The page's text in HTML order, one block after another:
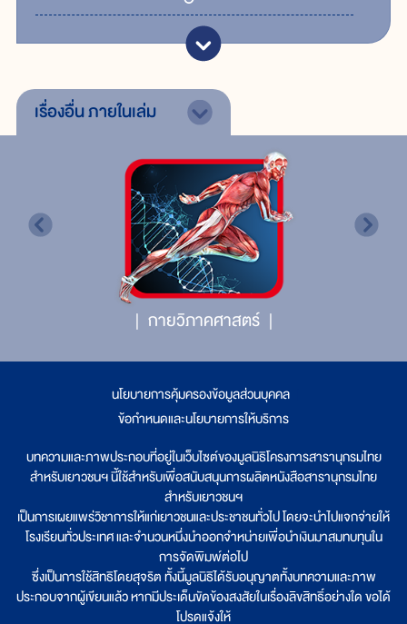
เรื่องอื่นภายในเล่ม
กายวิภาคศาสตร์
นโยบายการคุ้มครองข้อมูลส่วนบุคคล
ข้อกำหนดและนโยบายการให้บริการ
บทความและภาพประกอบที่อยู่ในเว็บไซต์ของมูลนิธิโครงการสารานุกรมไทย
สำหรับเยาวชนฯ นี้ใช้สำหรับเพื่อสนับสนุนการผลิตหนังสือสารานุกรมไทย
สำหรับเยาวชนฯ
เป็นการเผยแพร่วิชาการให้แก่เยาวชนและประชาชนทั่วไป โดยจะนำไปแจกจ่ายให้
โรงเรียนทั่วประเทศ และจำนวนหนึ่งนำออกจำหน่ายเพื่อนำเงินมาสมทบทุนใน
การจัดพิมพ์ต่อไป
ซึ่งเป็นการใช้สิทธิโดยสุจริต ทั้งนี้มูลนิธิได้รับอนุญาตทั้งบทความและภาพ
ประกอบจากผู้เขียนแล้ว หากมีประเด็นขัดข้องสงสัยในเรื่องลิขสิทธิ์อย่างใด ขอได้
โปรดแจ้งให้